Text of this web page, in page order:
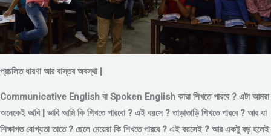
প্রচলিত ধারণা আর বাস্তব অবস্থা |
Communicative English বা Spoken English কারা শিখতে পারবে ? এটা আমরা
অনেকেই ভাবি | ভাবি আমি কি শিখতে পারবো ? এই বয়সে ?তাড়াতাড়ি শিখতে পারবে ? আর যা
শিক্ষাগত যোগ্যতা তাতে ? ছেলে মেয়েরা কি শিখতে পারবে ? এই বয়সেই ? আর একটু বড় হলেই